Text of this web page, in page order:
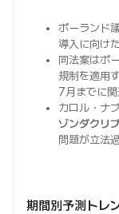
ポーランド
導入に向け
同法案はポ
規制を適用
7月までに関
カロル・ナ
ゾンダクリ
問題が立法
期間別予測トレ